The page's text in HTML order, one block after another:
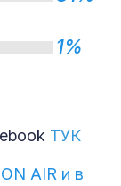
1%
ТУК
AIR и в